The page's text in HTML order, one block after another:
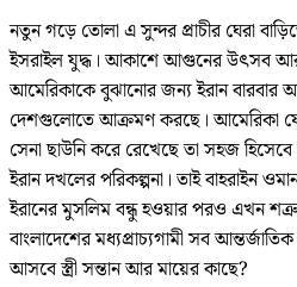
নতুন গড়ে তোলা এ সুন্দর প্রাচীর ঘেরা
ইসরাইল যুদ্ধ। আকাশে আগুনের উৎসব আর
আমেরিকাকে বুঝানোর জন্য ইরান বারবার
দেশগুলোতে আক্রমণ করছে। আমেরিকা যে
সেনা ছাউনি করে রেখেছে তা সহজ
ইরান দখলের পরিকল্পনা। তাই বাহরাইন
ইরানের মুসলিম বন্ধু হওয়ার পরও এখন
বাংলাদেশের মধ্যপ্রাচ্যগামী সব
আসবে স্ত্রী সন্তান আর মায়ের কাছে?